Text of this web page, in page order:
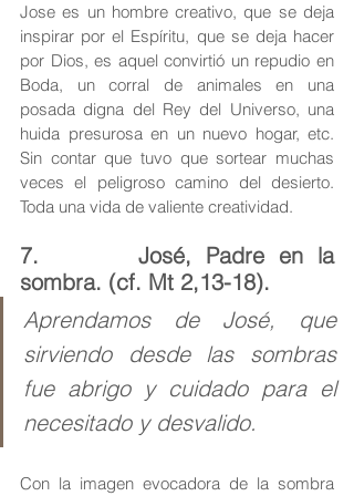
Jose es un hombre creativo, que se deja
inspirar por el Espíritu, que se deja hacer
por Dios, es aquel convirtió un repudio en
Boda, un corral de animales en una
posada digna del Rey del Universo, una
huida presurosa en un nuevo hogar, etc.
Sin contar que tuvo que sortear muchas
veces el peligroso camino del desierto.
Toda una vida de valiente creatividad.
7.       José, Padre en la
sombra. (cf. Mt 2,13-18).
Aprendamos de José, que
sirviendo desde las sombras
fue abrigo y cuidado para el
necesitado y desvalido.
Con la imagen evocadora de la sombra